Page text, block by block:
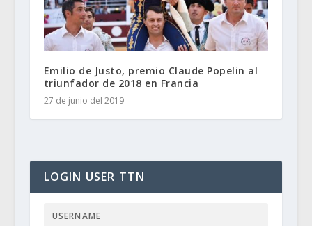
Emilio de Justo, premio Claude Popelin al
triunfador de 2018 en Francia
27 de junio del 2019
LOGIN USER TTN